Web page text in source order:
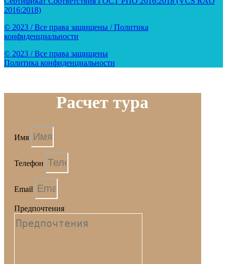
2016:2018)
© 2023 / Все права защищены / Политика
конфиденциальности
© 2023 / Все права защищены
Политика конфиденциальности
Расчет тура
Имя
Телефон
Email
Предпочтения